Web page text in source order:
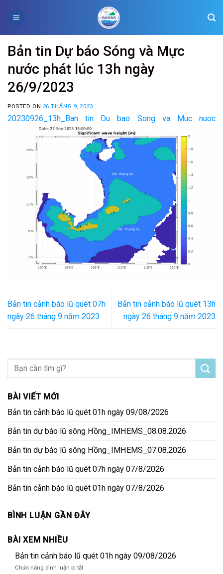
Bản tin Dự báo Sóng và Mực
nước phát lúc 13h ngày
26/9/2023
POSTED ON 26 THÁNG 9, 2023
20230926_13h_Ban tin Du bao Song va Muc nuoc
Bản tin cảnh báo lũ quét 07h
ngày 26 tháng 9 năm 2023
Bản tin cảnh báo lũ quét 13h
ngày 26 tháng 9 năm 2023
BÀI VIẾT MỚI
Bản tin cảnh báo lũ quét 01h ngày 09/08/2026
Bản tin dự báo lũ sông Hồng_IMHEMS_08.08.2026
Bản tin dự báo lũ sông Hồng_IMHEMS_07.08.2026
Bản tin cảnh báo lũ quét 07h ngày 07/8/2026
Bản tin cảnh báo lũ quét 01h ngày 07/8/2026
BÌNH LUẬN GẦN ĐÂY
BÀI XEM NHIỀU
Bản tin cảnh báo lũ quét 01h ngày 09/08/2026
Chức năng bình luận bị tắtở